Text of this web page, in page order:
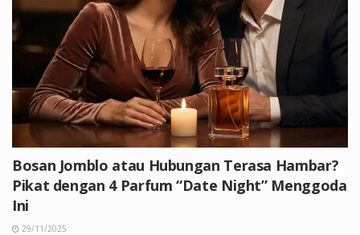
Bosan Jomblo atau Hubungan Terasa Hambar?
Pikat dengan 4 Parfum “Date Night” Menggoda
Ini
29/11/2025